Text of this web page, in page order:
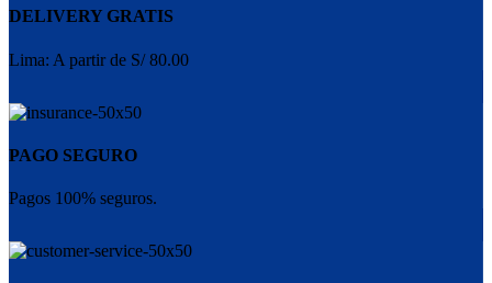
DELIVERY GRATIS
Lima: A partir de S/ 80.00
PAGO SEGURO
Pagos 100% seguros.